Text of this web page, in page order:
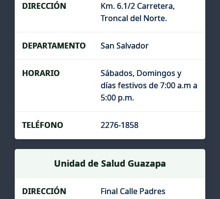
Km. 6.1/2 Carretera,
Troncal del Norte.
San Salvador
Sábados, Domingos y
días festivos de 7:00 a.m a
5:00 p.m.
2276-1858
Unidad de Salud Guazapa
Final Calle Padres